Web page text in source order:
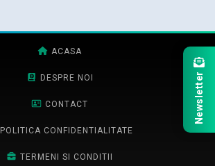
ACASA
DESPRE NOI
CONTACT
POLITICA CONFIDENTIALITATE
TERMENI SI CONDITII
Newsletter